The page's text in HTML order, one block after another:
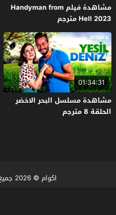
مشاهدة فيلم Handyman from
Hell 2023 مترجم
01:34:31
مشاهدة مسلسل البحر الاخضر
الحلقة 8 مترجم
اكوام © 2026 جميع الحقوق محفوظة.